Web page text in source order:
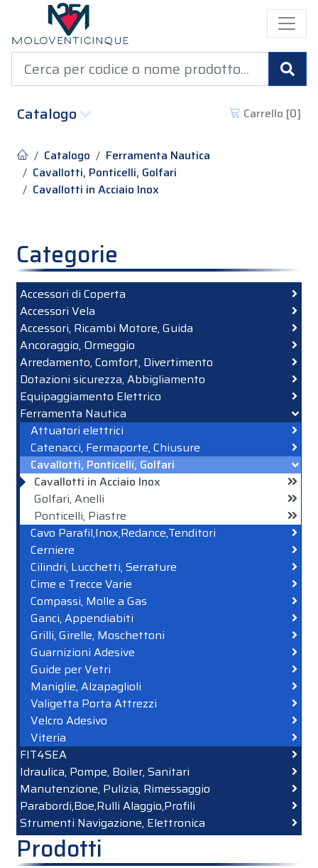
Catalogo
Carrello [0]
Catalogo
Ferramenta Nautica
Cavallotti, Ponticelli, Golfari
Cavallotti in Acciaio Inox
Categorie
Accessori di Coperta
Accessori Vela
Accessori, Ricambi Motore, Guida
Ancoraggio, Ormeggio
Arredamento, Comfort, Divertimento
Dotazioni sicurezza, Abbigliamento
Equipaggiamento Elettrico
Ferramenta Nautica
Attuatori elettrici
Catenacci, Fermaporte, Chiusure
Cavallotti, Ponticelli, Golfari
Cavallotti in Acciaio Inox
Golfari, Anelli
Ponticelli, Piastre
Cavo Parafil,Inox,Redance,Tenditori
Cerniere
Cilindri, Lucchetti, Serrature
Cime e Trecce Varie
Compassi, Molle a Gas
Ganci, Appendiabiti
Grilli, Girelle, Moschettoni
Guarnizioni Adesive
Guide per Vetri
Maniglie, Alzapaglioli
Valigetta Porta Attrezzi
Velcro Adesivo
Viteria
FIT4SEA
Idraulica, Pompe, Boiler, Sanitari
Manutenzione, Pulizia, Rimessaggio
Parabordi,Boe,Rulli Alaggio,Profili
Strumenti Navigazione, Elettronica
Prodotti